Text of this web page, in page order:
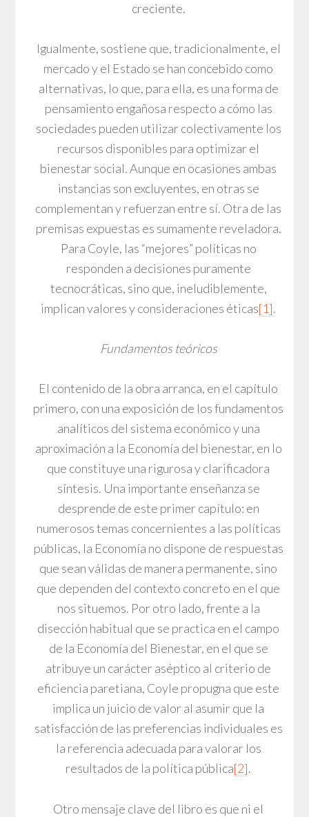
creciente.
Igualmente, sostiene que, tradicionalmente, el
mercado y el Estado se han concebido como
alternativas, lo que, para ella, es una forma de
pensamiento engañosa respecto a cómo las
sociedades pueden utilizar colectivamente los
recursos disponibles para optimizar el
bienestar social. Aunque en ocasiones ambas
instancias son excluyentes, en otras se
complementan y refuerzan entre sí. Otra de las
premisas expuestas es sumamente reveladora.
Para Coyle, las “mejores” políticas no
responden a decisiones puramente
tecnocráticas, sino que, ineludiblemente,
implican valores y consideraciones éticas[1].
Fundamentos teóricos
El contenido de la obra arranca, en el capítulo
primero, con una exposición de los fundamentos
analíticos del sistema económico y una
aproximación a la Economía del bienestar, en lo
que constituye una rigurosa y clarificadora
síntesis. Una importante enseñanza se
desprende de este primer capítulo: en
numerosos temas concernientes a las políticas
públicas, la Economía no dispone de respuestas
que sean válidas de manera permanente, sino
que dependen del contexto concreto en el que
nos situemos. Por otro lado, frente a la
disección habitual que se practica en el campo
de la Economía del Bienestar, en el que se
atribuye un carácter aséptico al criterio de
eficiencia paretiana, Coyle propugna que este
implica un juicio de valor al asumir que la
satisfacción de las preferencias individuales es
la referencia adecuada para valorar los
resultados de la política pública[2].
Otro mensaje clave del libro es que ni el